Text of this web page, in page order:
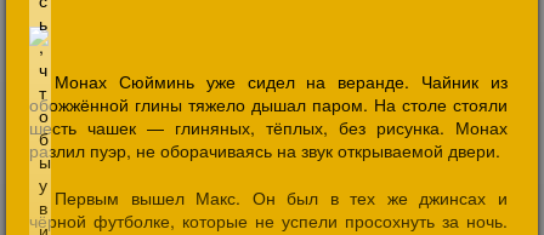
Монах Сюйминь уже сидел на веранде. Чайник из
обожжённой глины тяжело дышал паром. На столе стояли
шесть чашек — глиняных, тёплых, без рисунка. Монах
разлил пуэр, не оборачиваясь на звук открываемой двери.
Первым вышел Макс. Он был в тех же джинсах и
чёрной футболке, которые не успели просохнуть за ночь.